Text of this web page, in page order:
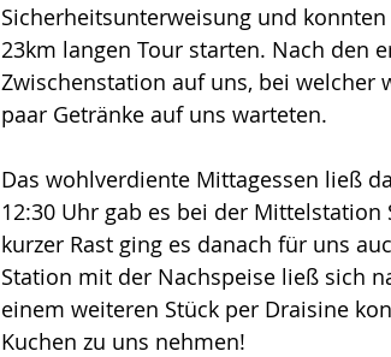
Sicherheitsunterweisung und
23km langen Tour starten. Nach den
Zwischenstation auf uns, bei
paar Getränke auf uns warteten.
Das wohlverdiente Mittagessen ließ
12:30 Uhr gab es bei der
kurzer Rast ging es danach für uns
Station mit der Nachspeise ließ sich
einem weiteren Stück per Draisine
Kuchen zu uns nehmen!